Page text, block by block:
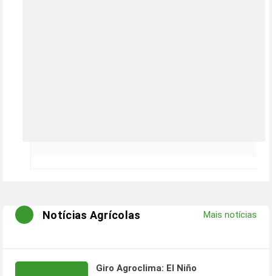
Notícias Agrícolas Mais notícias
Giro Agroclima: El Niño